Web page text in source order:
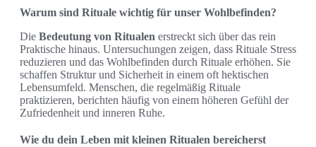
Warum sind Rituale wichtig für unser Wohlbefinden?
Die Bedeutung von Ritualen erstreckt sich über das rein
Praktische hinaus. Untersuchungen zeigen, dass Rituale Stress
reduzieren und das Wohlbefinden durch Rituale erhöhen. Sie
schaffen Struktur und Sicherheit in einem oft hektischen
Lebensumfeld. Menschen, die regelmäßig Rituale
praktizieren, berichten häufig von einem höheren Gefühl der
Zufriedenheit und inneren Ruhe.
Wie du dein Leben mit kleinen Ritualen bereicherst